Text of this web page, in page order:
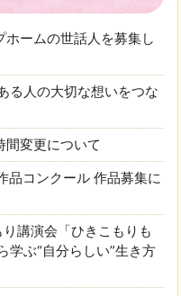
ホームの世話人を募集し
る人の大切な想いをつな
間変更について
品コンクール 作品募集に
講演会「ひきこもりも
学ぶ“自分らしい”生き方